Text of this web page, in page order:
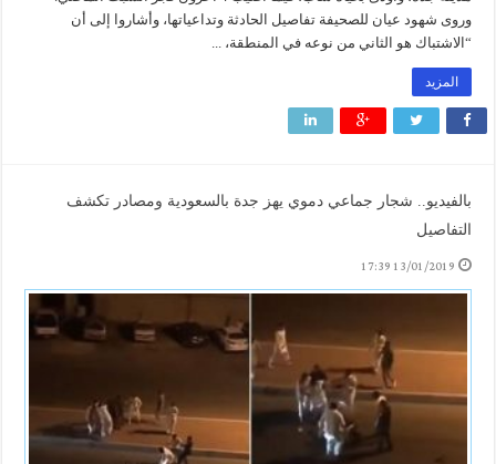
وروى شهود عيان للصحيفة تفاصيل الحادثة وتداعياتها، وأشاروا إلى أن
“الاشتباك هو الثاني من نوعه في المنطقة، ...
المزيد
بالفيديو.. شجار جماعي دموي يهز جدة بالسعودية ومصادر تكشف
التفاصيل
13/01/2019 17:39